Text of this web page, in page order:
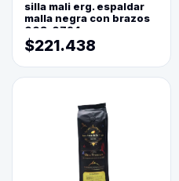
silla mali erg. espaldar
malla negra con brazos
003-0794
$221.438